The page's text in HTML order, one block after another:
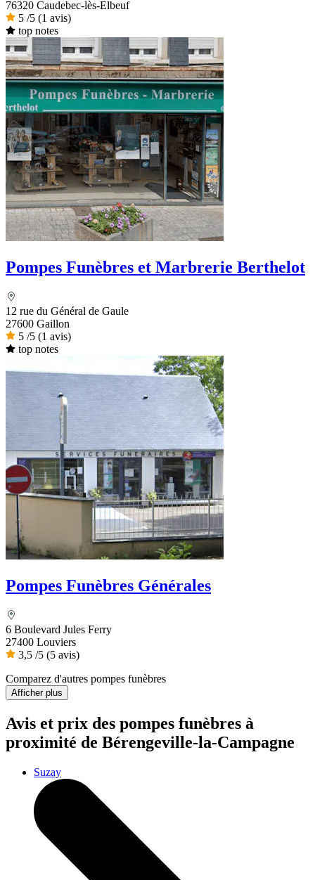
76320 Caudebec-lès-Elbeuf
5 /5 (1 avis)
top notes
Pompes Funèbres et Marbrerie Berthelot
12 rue du Général de Gaule
27600 Gaillon
5 /5 (1 avis)
top notes
Pompes Funèbres Générales
6 Boulevard Jules Ferry
27400 Louviers
3,5 /5 (5 avis)
Comparez d'autres pompes funèbres
Afficher plus
Avis et prix des pompes funèbres à
proximité de Bérengeville-la-Campagne
Suzay